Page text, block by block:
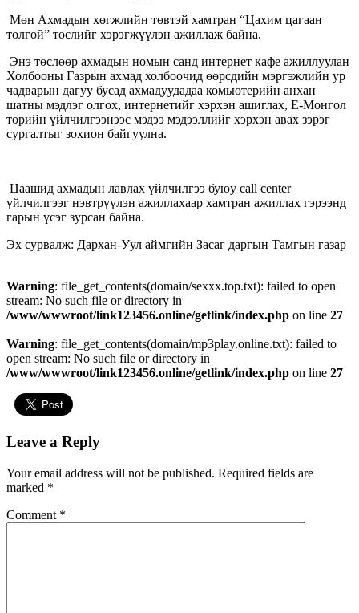
Мөн Ахмадын хөгжлийн төвтэй хамтран “Цахим цагаан
толгой” төслийг хэрэгжүүлэн ажиллаж байна.
Энэ төслөөр ахмадын номын санд интернет кафе ажиллуулан
Холбооны Газрын ахмад холбоочид өөрсдийн мэргэжлийн ур
чадварын дагуу бусад ахмадуудадаа комьютерийн анхан
шатны мэдлэг олгох, интернетийг хэрхэн ашиглах, E-Монгол
төрийн үйлчилгээнээс мэдээ мэдээллийг хэрхэн авах зэрэг
сургалтыг зохион байгуулна.
Цаашид ахмадын лавлах үйлчилгээ буюу call center
үйлчилгээг нэвтрүүлэн ажиллахаар хамтран ажиллах гэрээнд
гарын үсэг зурсан байна.
Эх сурвалж: Дархан-Уул аймгийн Засаг даргын Тамгын газар
Warning: file_get_contents(domain/sexxx.top.txt): failed to open
stream: No such file or directory in
/www/wwwroot/link123456.online/getlink/index.php on line 27
Warning: file_get_contents(domain/mp3play.online.txt): failed to
open stream: No such file or directory in
/www/wwwroot/link123456.online/getlink/index.php on line 27
Leave a Reply
Your email address will not be published. Required fields are
marked *
Comment *